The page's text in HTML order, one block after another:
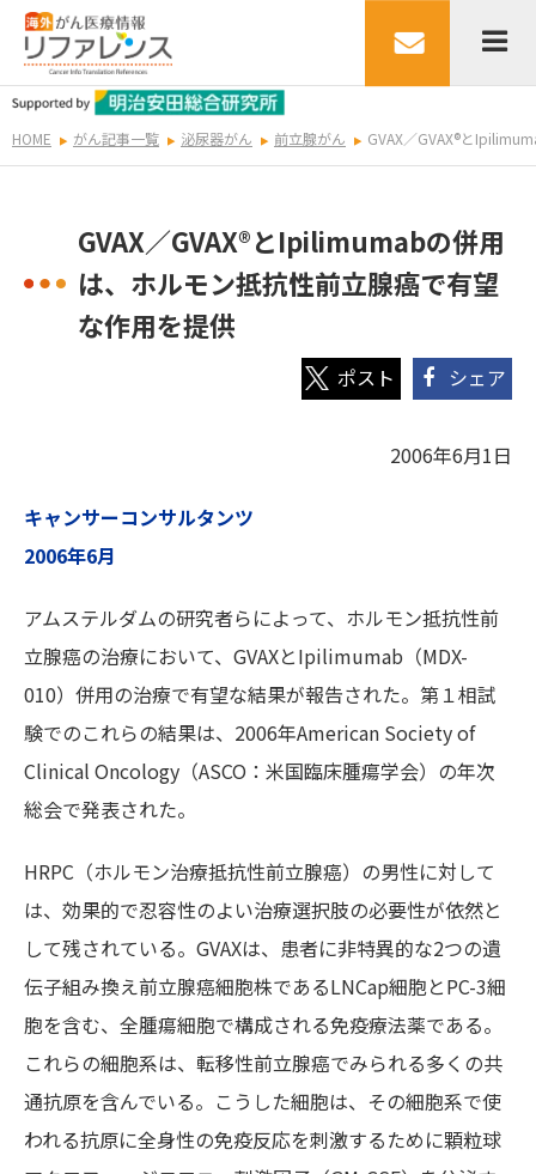
HOME がん記事一覧 泌尿器がん 前立腺がん GVAX／GVAX®と
GVAX／GVAX®とIpilimumabの併用
は、ホルモン抵抗性前立腺癌で有望
な作用を提供
シェア
2006年6月1日
キャンサーコンサルタンツ
2006年6月
アムステルダムの研究者らによって、ホルモン抵抗性前
立腺癌の治療において、GVAXとIpilimumab（MDX-
010）併用の治療で有望な結果が報告された。第１相試
験でのこれらの結果は、2006年American Society of
Clinical Oncology（ASCO：米国臨床腫瘍学会）の年次
総会で発表された。
HRPC（ホルモン治療抵抗性前立腺癌）の男性に対して
は、効果的で忍容性のよい治療選択肢の必要性が依然と
して残されている。GVAXは、患者に非特異的な2つの遺
伝子組み換え前立腺癌細胞株であるLNCap細胞とPC-3細
胞を含む、全腫瘍細胞で構成される免疫療法薬である。
これらの細胞系は、転移性前立腺癌でみられる多くの共
通抗原を含んでいる。こうした細胞は、その細胞系で使
われる抗原に全身性の免疫反応を刺激するために顆粒球